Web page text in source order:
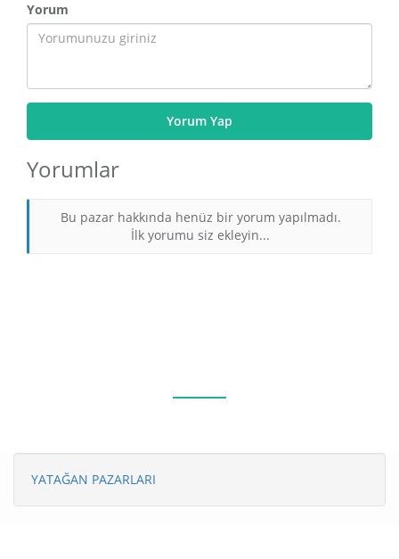
Yorum
Yorum Yap
Yorumlar
Bu pazar hakkında henüz bir yorum yapılmadı.
İlk yorumu siz ekleyin...
YATAĞAN PAZARLARI